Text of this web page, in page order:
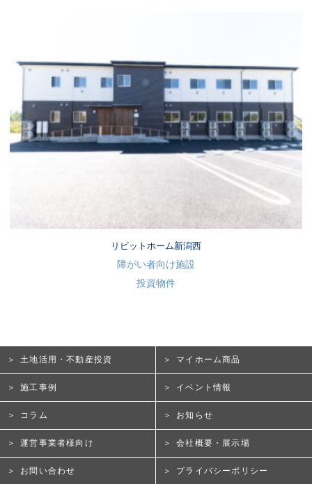
リビットホーム新潟西
障がい者向け施設
投資物件
土地活用・不動産投資 マイホーム商品
施工事例 イベント情報
コラム お知らせ
運営事業者様向け 会社概要・展示場
お問い合わせ プライバシーポリシー